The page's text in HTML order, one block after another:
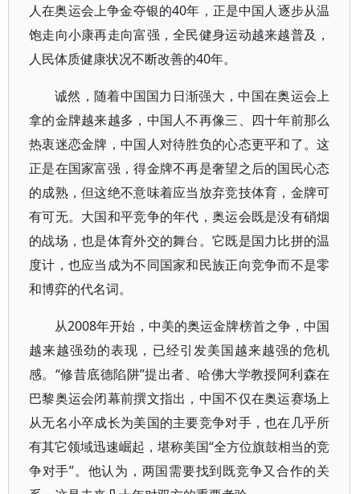
人在奥运会上争金夺银的40年，正是中国人逐步从温
饱走向小康再走向富强，全民健身运动越来越普及，
人民体质健康状况不断改善的40年。
诚然，随着中国国力日渐强大，中国在奥运会上
拿的金牌越来越多，中国人不再像三、四十年前那么
热衷迷恋金牌，中国人对待胜负的心态更平和了。这
正是在国家富强，得金牌不再是奢望之后的国民心态
的成熟，但这绝不意味着应当放弃竞技体育，金牌可
有可无。大国和平竞争的年代，奥运会既是没有硝烟
的战场，也是体育外交的舞台。它既是国力比拼的温
度计，也应当成为不同国家和民族正向竞争而不是零
和博弈的代名词。
从2008年开始，中美的奥运金牌榜首之争，中国
越来越强劲的表现，已经引发美国越来越强的危机
感。“修昔底德陷阱”提出者、哈佛大学教授阿利森在
巴黎奥运会闭幕前撰文指出，中国不仅在奥运赛场上
从无名小卒成长为美国的主要竞争对手，也在几乎所
有其它领域迅速崛起，堪称美国“全方位旗鼓相当的竞
争对手”。他认为，两国需要找到既竞争又合作的关